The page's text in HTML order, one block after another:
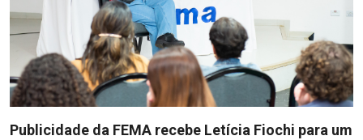
Publicidade da FEMA recebe Letícia Fiochi para um